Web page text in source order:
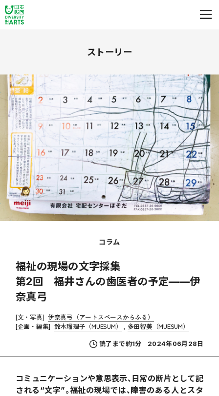
ストーリー
コラム
福祉の現場の文字採集
第2回 福井さんの歯医者の予定——伊
奈真弓
[文・写真] 伊奈真弓（アートスペースからふる）
[企画・編集] 鈴木瑠理子（MUESUM） 多田智美（MUESUM）
読了まで約1分 2024年06月28日
コミュニケーションや意思表示、日常の断片として記
される“文字”。福祉の現場では、障害のある人とスタ